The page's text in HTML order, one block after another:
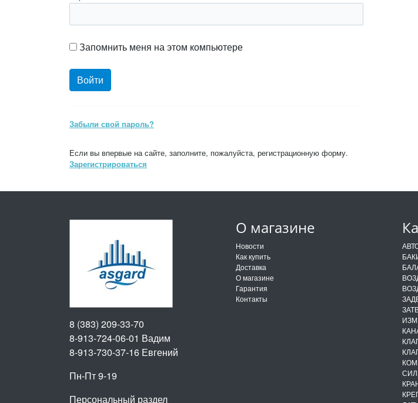
Запомнить меня на этом компьютере
Забыли свой пароль?
Если вы впервые на сайте, заполните, пожалуйста, регистрационную форму.
Зарегистрироваться
О магазине
Новости
Как купить
Доставка
О магазине
Гарантия
Контакты
8 (383) 209-33-70
8-913-724-06-01 Вадим
8-913-730-37-16 Евгений
Пн-Пт 9-19
Персональный раздел